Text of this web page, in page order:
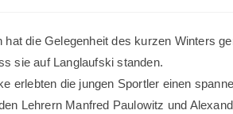
die Gelegenheit des kurzen Winters
sie auf Langlaufski standen.
erlebten die jungen Sportler einen
Lehrern Manfred Paulowitz und